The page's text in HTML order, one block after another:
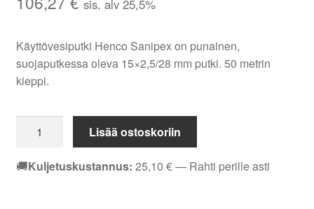
sis. alv 25,5%
Käyttövesiputki Henco Sanipex on punainen,
suojaputkessa oleva 15×2,5/28 mm putki. 50 metrin
kieppi.
Käyttövesiputki
suojaputkessa
Henco
Sanipex
Lisää ostoskoriin
🚚Kuljetuskustannus: 25,10 €— Rahti perille asti